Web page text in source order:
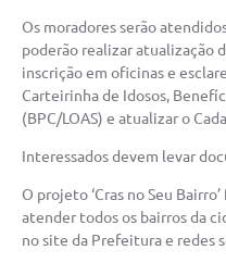
Os moradores serão
poderão realizar atualização
inscrição em oficinas e
Carteirinha de Idosos,
(BPC/LOAS) e atualizar o
Interessados devem levar
O projeto ‘Cras no Seu
atender todos os bairros da
no site da Prefeitura e redes